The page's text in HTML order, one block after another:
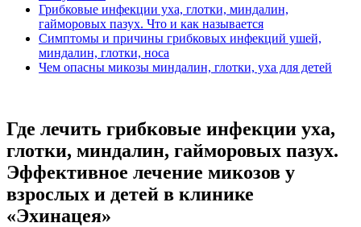
Грибковые инфекции уха, глотки, миндалин,
гайморовых пазух. Что и как называется
Симптомы и причины грибковых инфекций ушей,
миндалин, глотки, носа
Чем опасны микозы миндалин, глотки, уха для детей
Где лечить грибковые инфекции уха,
глотки, миндалин, гайморовых пазух.
Эффективное лечение микозов у
взрослых и детей в клинике
«Эхинацея»